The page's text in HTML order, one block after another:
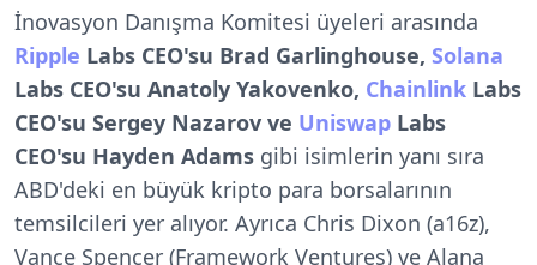
İnovasyon Danışma Komitesi üyeleri arasında
Ripple Labs CEO'su Brad Garlinghouse, Solana
Labs CEO'su Anatoly Yakovenko, Chainlink Labs
CEO'su Sergey Nazarov ve Uniswap Labs
CEO'su Hayden Adams gibi isimlerin yanı sıra
ABD'deki en büyük kripto para borsalarının
temsilcileri yer alıyor. Ayrıca Chris Dixon (a16z),
Vance Spencer (Framework Ventures) ve Alana